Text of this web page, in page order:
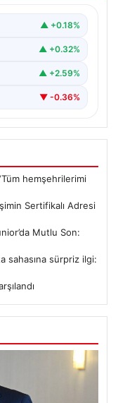
bir biçimde iletişim
▲ +0.18%
▲ +0.32%
▲ +2.59%
▼ -0.36%
hemşehrilerimi
Sertifikalı Adresi
Mutlu Son:
sahasına sürpriz ilgi: